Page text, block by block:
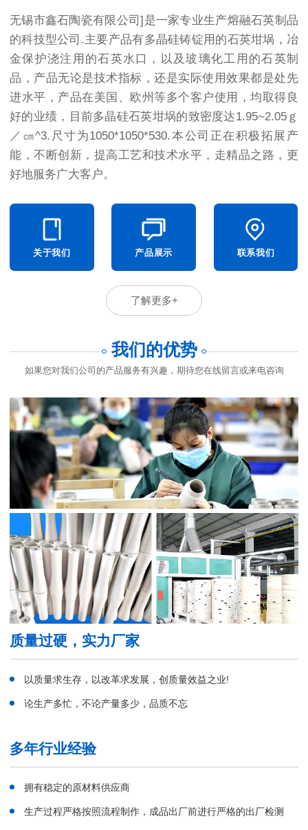
无锡市鑫石陶瓷有限公司]是一家专业生产熔融石英制品
的科技型公司.主要产品有多晶硅铸锭用的石英坩埚 ，冶
金保护浇注用的石英水口，以及玻璃化工用的石英制
品，产品无论是技术指标，还是实际使用效果都是处先
进水平，产品在美国、欧州等多个客户使用，均取得良
好的业绩，目前多晶硅石英坩埚的致密度达1.95~2.05ｇ
／㎝^3.尺寸为1050*1050*530.本公司正在积极拓展产
能，不断创新，提高工艺和技术水平，走精品之路，更
好地服务广大客户。
关于我们 产品展示 联系我们
了解更多+
我们的优势
如果您对我们公司的产品服务有兴趣，期待您在线留言或来电咨询
质量过硬，实力厂家
以质量求生存，以改革求发展，创质量效益之业!
论生产多忙，不论产量多少，品质不忘
多年行业经验
拥有稳定的原材料供应商
生产过程严格按照流程制作，成品出厂前进行严格的出厂检测